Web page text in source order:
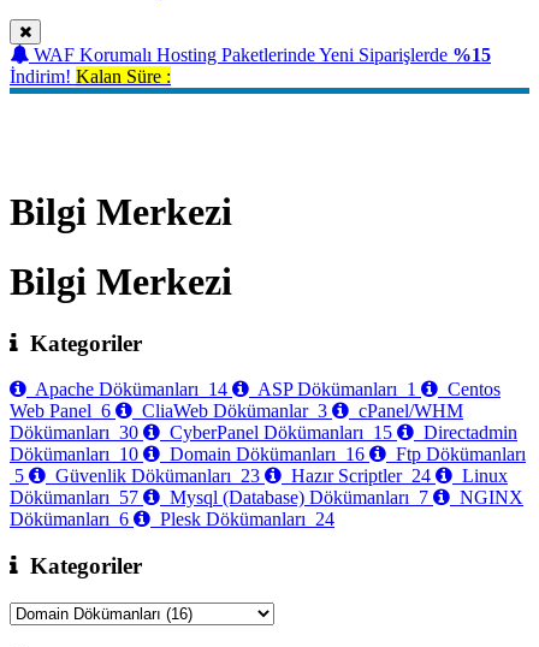
WAF Korumalı Hosting Paketlerinde Yeni Siparişlerde %15
İndirim! Kalan Süre :
Bilgi Merkezi
Bilgi Merkezi
Kategoriler
Apache Dökümanları 14 ASP Dökümanları 1
Centos
Web Panel 6 CliaWeb Dökümanlar 3
cPanel/WHM
Dökümanları 30 CyberPanel Dökümanları 15
Directadmin
Dökümanları 10 Domain Dökümanları 16
Ftp Dökümanları
5
Güvenlik Dökümanları 23 Hazır Scriptler 24
Linux
Dökümanları 57 Mysql (Database) Dökümanları 7
NGINX
Dökümanları 6 Plesk Dökümanları 24
Kategoriler